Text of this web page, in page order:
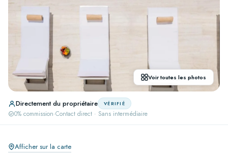
Voir toutes les photos
Directement du propriétaire VÉRIFIÉ
0% commission·Contact direct · Sans intermédiaire
Afficher sur la carte